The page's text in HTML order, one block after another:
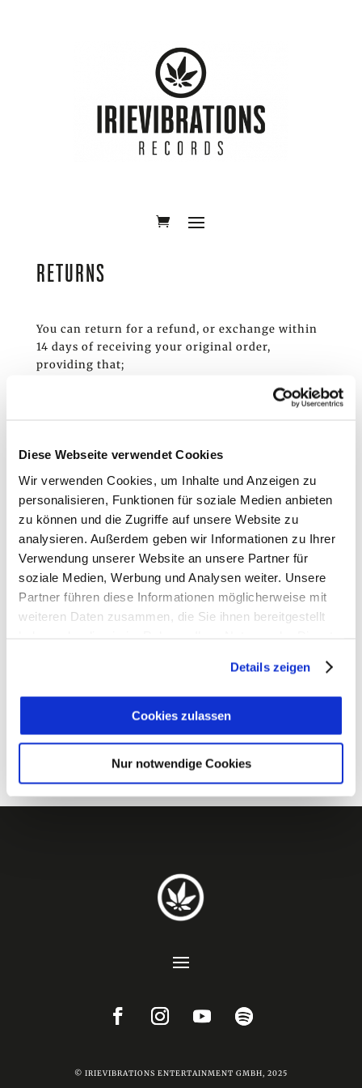
Diese Webseite verwendet Cookies
Wir verwenden Cookies, um Inhalte und Anzeigen zu
personalisieren, Funktionen für soziale Medien anbieten
zu können und die Zugriffe auf unsere Website zu
analysieren. Außerdem geben wir Informationen zu Ihrer
Verwendung unserer Website an unsere Partner für
soziale Medien, Werbung und Analysen weiter. Unsere
Partner führen diese Informationen möglicherweise mit
weiteren Daten zusammen, die Sie ihnen bereitgestellt
Details zeigen
Cookies zulassen
Nur notwendige Cookies
RETURNS
You can return for a refund, or exchange within
14 days of receiving your original order,
providing that;
hello@irievibrations-rec.com
If you wish to exchange an item, you can return
it to us and we will despatch your exchange at no
extra cost.
RETURN ADDRESS
Irievibrations Entertainment GmbH
© IRIEVIBRATIONS ENTERTAINMENT GMBH, 2025